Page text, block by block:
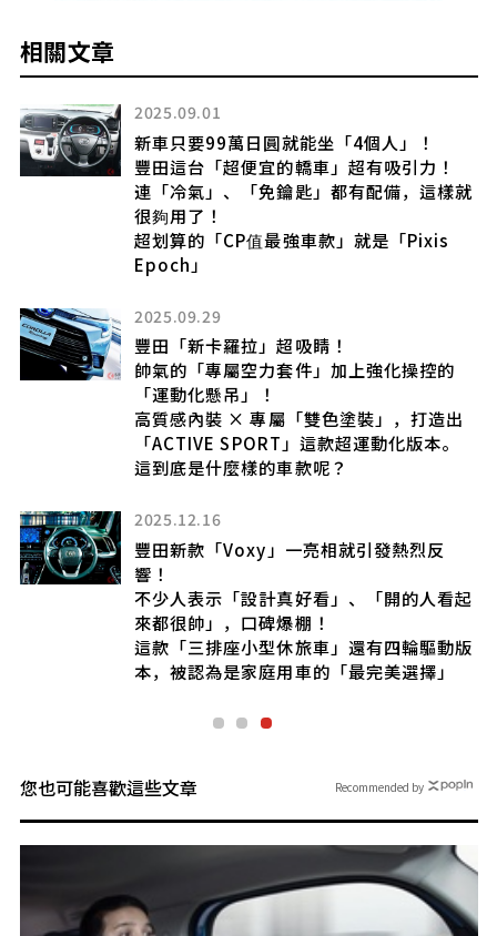
相關文章
2025.09.01
新車只要99萬日圓就能坐「4個人」！
豐田這台「超便宜的轎車」超有吸引力！
連「冷氣」、「免鑰匙」都有配備，這樣就
很夠用了！
超划算的「CP值最強車款」就是「Pixis
Epoch」
2025.09.29
豐田「新卡羅拉」超吸睛！
帥氣的「專屬空力套件」加上強化操控的
「運動化懸吊」！
高質感內裝 × 專屬「雙色塗裝」，打造出
「ACTIVE SPORT」這款超運動化版本。
這到底是什麼樣的車款呢？
2025.12.16
豐田新款「Voxy」一亮相就引發熱烈反
響！
不少人表示「設計真好看」、「開的人看起
來都很帥」，口碑爆棚！
這款「三排座小型休旅車」還有四輪驅動版
本，被認為是家庭用車的「最完美選擇」
您也可能喜歡這些文章 Recommended by